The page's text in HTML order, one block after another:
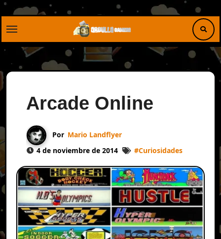
Saltar
Arcade Online
Por Mario Landflyer
4 de noviembre de 2014
#Curiosidades